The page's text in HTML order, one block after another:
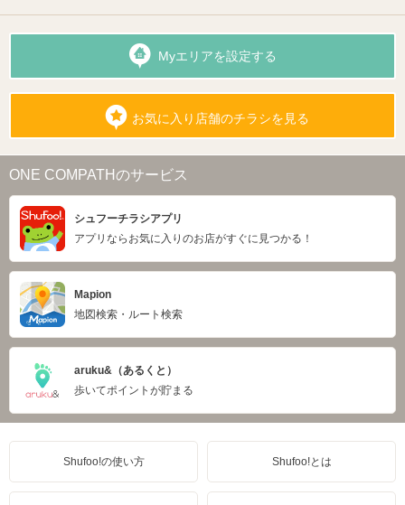
Myエリアを設定する
お気に入り店舗のチラシを見る
ONE COMPATHのサービス
シュフーチラシアプリ
アプリならお気に入りのお店がすぐに見つかる！
Mapion
地図検索・ルート検索
aruku&（あるくと）
歩いてポイントが貯まる
Shufoo!の使い方 Shufoo!とは